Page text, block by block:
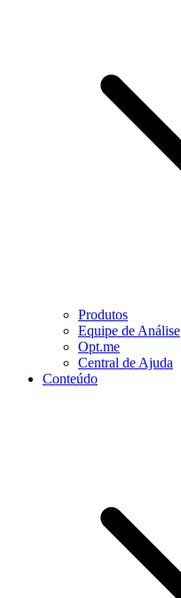
Produtos
Equipe de Análise
Opt.me
Central de Ajuda
Conteúdo